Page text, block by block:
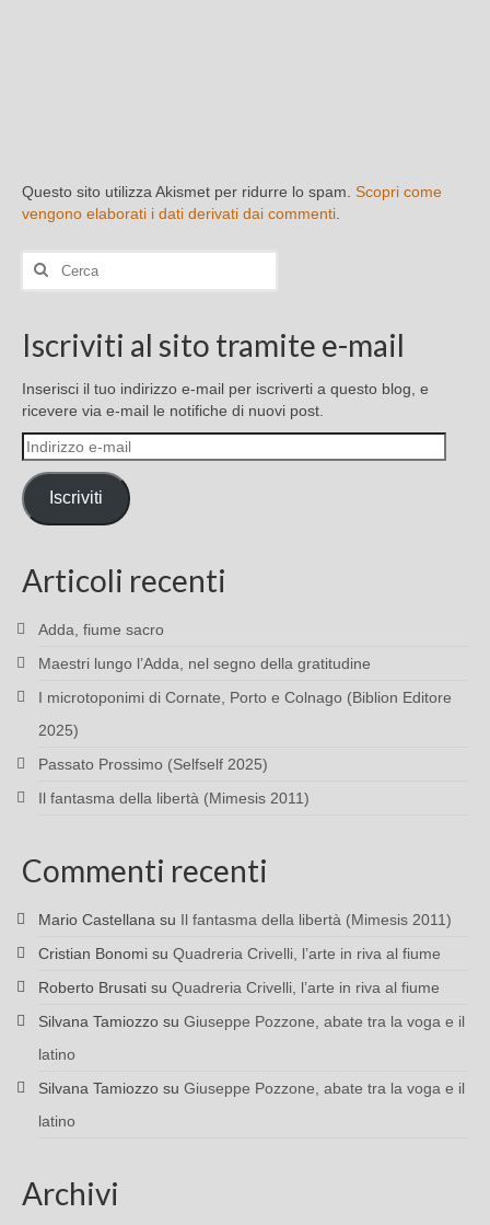
Questo sito utilizza Akismet per ridurre lo spam. Scopri come
vengono elaborati i dati derivati dai commenti
Cerca:
Iscriviti al sito tramite e-mail
Inserisci il tuo indirizzo e-mail per iscriverti a questo blog, e
ricevere via e-mail le notifiche di nuovi post.
Indirizzo
e-
mail
Iscriviti
Articoli recenti
Adda, fiume sacro
Maestri lungo l’Adda, nel segno della gratitudine
I microtoponimi di Cornate, Porto e Colnago (Biblion Editore
2025)
Passato Prossimo (Selfself 2025)
Il fantasma della libertà (Mimesis 2011)
Commenti recenti
Mario Castellana su Il fantasma della libertà (Mimesis 2011)
Cristian Bonomi su Quadreria Crivelli, l’arte in riva al fiume
Roberto Brusati su Quadreria Crivelli, l’arte in riva al fiume
Silvana Tamiozzo su Giuseppe Pozzone, abate tra la voga e il
latino
Silvana Tamiozzo su Giuseppe Pozzone, abate tra la voga e il
latino
Archivi